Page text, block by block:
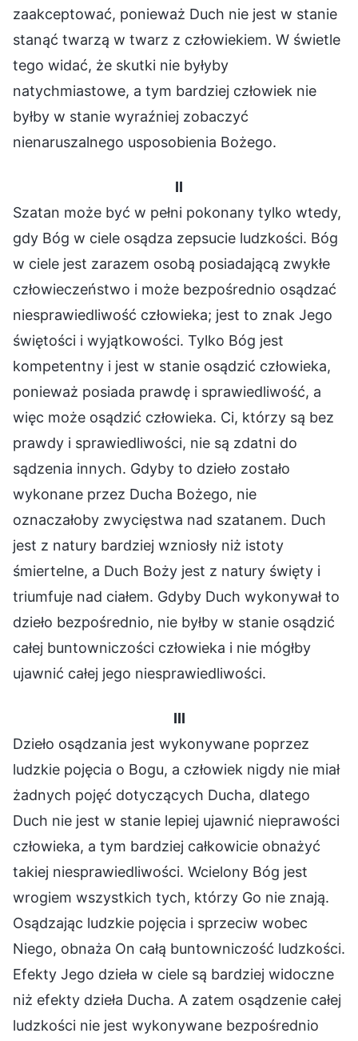
zaakceptować, ponieważ Duch nie jest w stanie
stanąć twarzą w twarz z człowiekiem. W świetle
tego widać, że skutki nie byłyby
natychmiastowe, a tym bardziej człowiek nie
byłby w stanie wyraźniej zobaczyć
nienaruszalnego usposobienia Bożego.
II
Szatan może być w pełni pokonany tylko wtedy,
gdy Bóg w ciele osądza zepsucie ludzkości. Bóg
w ciele jest zarazem osobą posiadającą zwykłe
człowieczeństwo i może bezpośrednio osądzać
niesprawiedliwość człowieka; jest to znak Jego
świętości i wyjątkowości. Tylko Bóg jest
kompetentny i jest w stanie osądzić człowieka,
ponieważ posiada prawdę i sprawiedliwość, a
więc może osądzić człowieka. Ci, którzy są bez
prawdy i sprawiedliwości, nie są zdatni do
sądzenia innych. Gdyby to dzieło zostało
wykonane przez Ducha Bożego, nie
oznaczałoby zwycięstwa nad szatanem. Duch
jest z natury bardziej wzniosły niż istoty
śmiertelne, a Duch Boży jest z natury święty i
triumfuje nad ciałem. Gdyby Duch wykonywał to
dzieło bezpośrednio, nie byłby w stanie osądzić
całej buntowniczości człowieka i nie mógłby
ujawnić całej jego niesprawiedliwości.
III
Dzieło osądzania jest wykonywane poprzez
ludzkie pojęcia o Bogu, a człowiek nigdy nie miał
żadnych pojęć dotyczących Ducha, dlatego
Duch nie jest w stanie lepiej ujawnić nieprawości
człowieka, a tym bardziej całkowicie obnażyć
takiej niesprawiedliwości. Wcielony Bóg jest
wrogiem wszystkich tych, którzy Go nie znają.
Osądzając ludzkie pojęcia i sprzeciw wobec
Niego, obnaża On całą buntowniczość ludzkości.
Efekty Jego dzieła w ciele są bardziej widoczne
niż efekty dzieła Ducha. A zatem osądzenie całej
ludzkości nie jest wykonywane bezpośrednio